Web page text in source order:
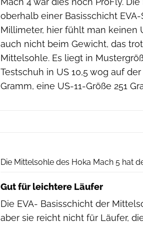
oberhalb einer Basisschicht
Millimeter, hier fühlt man keinen
auch nicht beim Gewicht, das
Mittelsohle. Es liegt in
Testschuh in US 10,5 wog auf der
Gramm, eine US-11-Größe 251
Die Mittelsohle des Hoka Mach 5 hat
Gut für leichtere Läufer
Die EVA- Basisschicht der
aber sie reicht nicht für Läufer,